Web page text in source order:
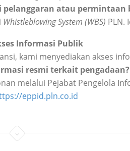
atau permintaan
Whistleblowing System (WBS) PLN.
Informasi Publik
kami menyediakan akses
resmi terkait
melalui Pejabat Pengelola
eppid.pln.co.id